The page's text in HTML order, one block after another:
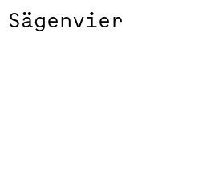
Sägenvier